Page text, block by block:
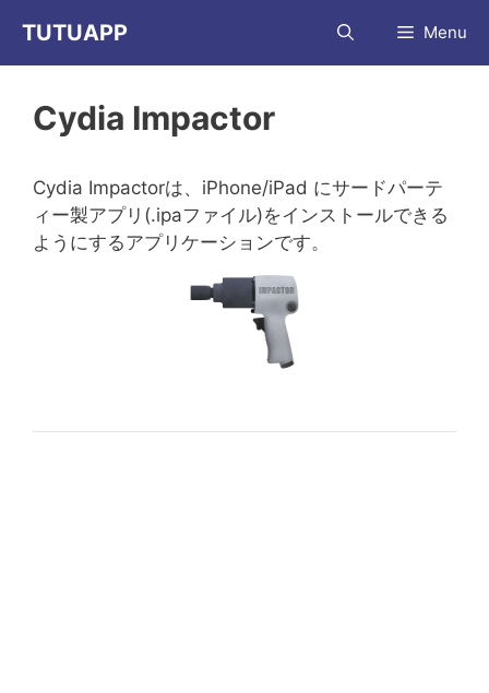
テ
TUTUAPP Menu
Cydia Impactor
Cydia Impactorは、iPhone/iPad にサードパーテ
ィー製アプリ(.ipaファイル)をインストールできる
ようにするアプリケーションです。